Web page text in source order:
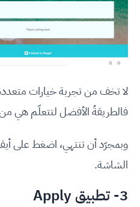
لا تخف من تجربة خيارات
فالطريقةُ الأفضل لتتعلّم هي من
وبمجرّد أن تنتهي، اضغط على
الشاشة.
3- تطبيق Apply